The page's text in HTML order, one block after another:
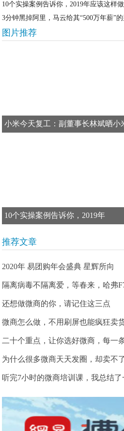
10个实操案例告诉你，2019年应该这样
3分钟黑掉阿里，马云给其“500万年薪”
图片推荐
小米今天复工：副董事长林斌晒小
10个实操案例告诉你，2019年
推荐文章
2020年 易团购年会盛典 星辉所向
隔离病毒不隔离爱，等春来，哈弗
还想做微商的你，请记住这三点
微商怎么做，不用刷屏也能疯狂卖
二十个重点，让你选好微商，每一
为什么很多微商天天发圈，却卖不
听完7小时的微商培训课，我总结了